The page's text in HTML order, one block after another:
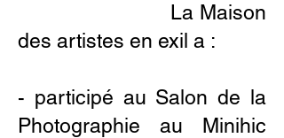
La Maison
des artistes en exil a :
- participé au Salon de la
Photographie au Minihic